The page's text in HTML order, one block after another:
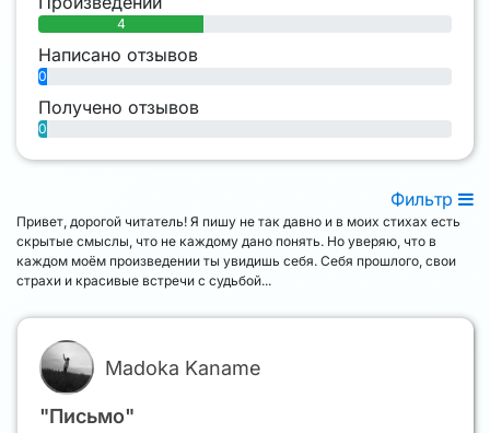
Фильтр
Привет, дорогой читатель! Я пишу не так давно и в моих стихах есть
скрытые смыслы, что не каждому дано понять. Но уверяю, что в
каждом моём произведении ты увидишь себя. Себя прошлого, свои
страхи и красивые встречи с судьбой...
Madoka Kaname
"Письмо"
4
Написано отзывов
0
Получено отзывов
0